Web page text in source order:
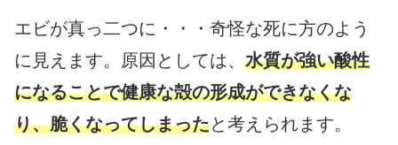
エビが真っ二つに・・・奇怪な死に方のよう
に見えます。原因としては、 水質が強い酸性
になることで健康な殻の形成ができなくな
り、脆くなってしまったと考えられます。